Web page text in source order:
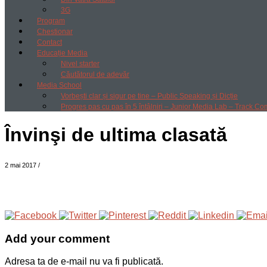
3G
Program
Chestionar
Contact
Educație Media
Nivel starter
Căutătorul de adevăr
Media School
Vorbești clar și sigur pe tine – Public Speaking și Dicție
Progres pas cu pas în 5 întâlniri – Junior Media Lab – Track
Învinşi de ultima clasată
2 mai 2017 /
Add your comment
Adresa ta de e-mail nu va fi publicată.